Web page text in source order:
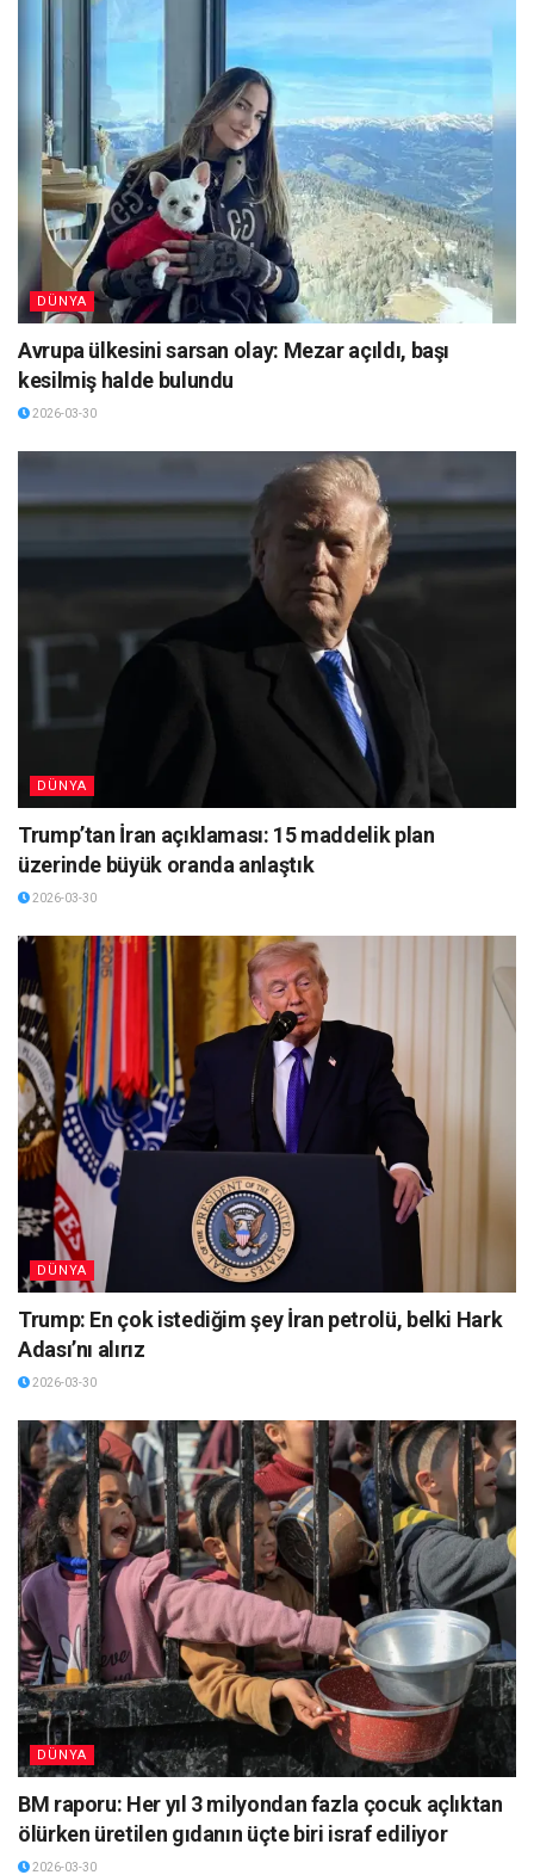
DÜNYA
Avrupa ülkesini sarsan olay: Mezar açıldı, başı
kesilmiş halde bulundu
2026-03-30
DÜNYA
Trump’tan İran açıklaması: 15 maddelik plan
üzerinde büyük oranda anlaştık
2026-03-30
DÜNYA
Trump: En çok istediğim şey İran petrolü, belki Hark
Adası’nı alırız
2026-03-30
DÜNYA
BM raporu: Her yıl 3 milyondan fazla çocuk açlıktan
ölürken üretilen gıdanın üçte biri israf ediliyor
2026-03-30